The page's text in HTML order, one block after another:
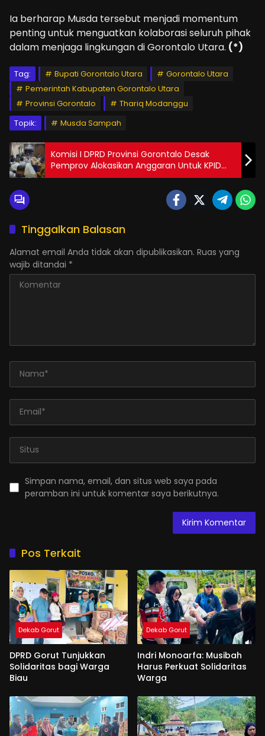
Ia berharap Musda tersebut menjadi momentum
penting untuk menguatkan kolaborasi seluruh pihak
dalam menjaga lingkungan di Gorontalo Utara. (*)
Tag: Bupati Gorontalo Utara
Gorontalo Utara
Pemerintah Kabupaten Gorontalo Utara
Provinsi Gorontalo
Thariq Modanggu
Topik:
Musda Sampah
Komisi I DPRD Provinsi Gorontalo Desak
Pemprov Alokasikan Anggaran Untuk KPID
dan KPI Provinsi Gorontalo
Tinggalkan Balasan
Alamat email Anda tidak akan dipublikasikan. Ruas yang
wajib ditandai *
Simpan nama, email, dan situs web saya pada
peramban ini untuk komentar saya berikutnya.
Pos Terkait
Dekab Gorut
DPRD Gorut Tunjukkan
Solidaritas bagi Warga
Biau
Dekab Gorut
Indri Monoarfa: Musibah
Harus Perkuat Solidaritas
Warga